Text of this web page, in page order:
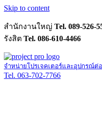
Skip to content
สำนักงานใหญ่ Tel. 089-526-
รังสิต Tel. 086-610-4466
จำหน่ายโปรเจคเตอร์และอุปกรณ์ต่
Tel. 063-702-7766